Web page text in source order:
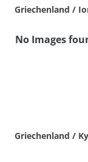
Griechenland /
No Images
Griechenland /